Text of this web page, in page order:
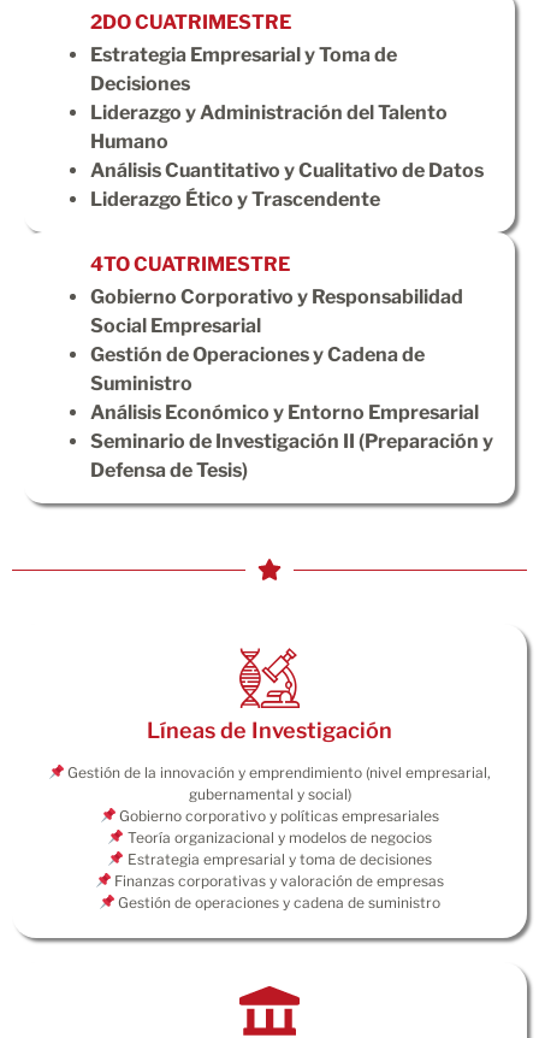
2DO CUATRIMESTRE
Estrategia Empresarial y Toma de
Decisiones
Liderazgo y Administración del Talento
Humano
Análisis Cuantitativo y Cualitativo de Datos
Liderazgo Ético y Trascendente
4TO CUATRIMESTRE
Gobierno Corporativo y Responsabilidad
Social Empresarial
Gestión de Operaciones y Cadena de
Suministro
Análisis Económico y Entorno Empresarial
Seminario de Investigación II (Preparación y
Defensa de Tesis)
Líneas de Investigación
Gestión de la innovación y emprendimiento (nivel empresarial,
gubernamental y social)
Gobierno corporativo y políticas empresariales
Teoría organizacional y modelos de negocios
Estrategia empresarial y toma de decisiones
Finanzas corporativas y valoración de empresas
Gestión de operaciones y cadena de suministro